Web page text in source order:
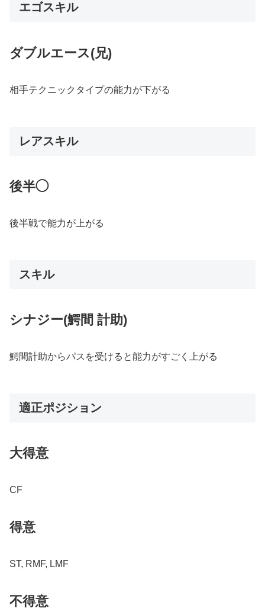
エゴスキル
ダブルエース(兄)
相手テクニックタイプの能力が下がる
レアスキル
後半◯
後半戦で能力が上がる
スキル
シナジー(鰐間 計助)
鰐間計助からパスを受けると能力がすごく上がる
適正ポジション
大得意
CF
得意
ST, RMF, LMF
不得意